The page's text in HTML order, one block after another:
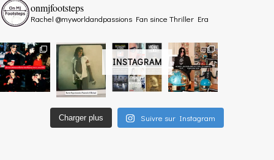
INSTAGRAM
onmjfootsteps
Rachel @myworldandpassions Fan since Thriller Era
Charger plus Suivre sur Instagram